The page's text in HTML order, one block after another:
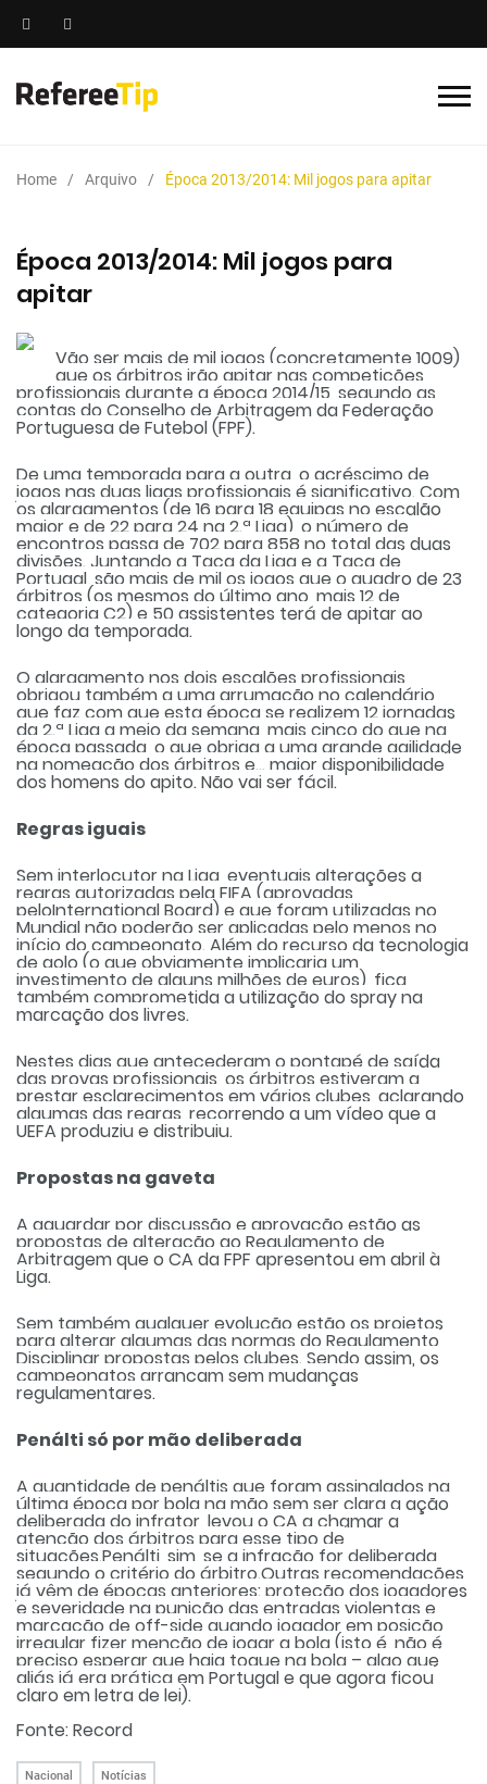
Home Arquivo Época 2013/2014: Mil jogos para apitar
Época 2013/2014: Mil jogos para
apitar
Vão ser mais de mil jogos (concretamente 1009)
que os árbitros irão apitar nas competições
profissionais durante a época 2014/15, segundo as
contas do Conselho de Arbitragem da Federação
Portuguesa de Futebol (FPF).
De uma temporada para a outra, o acréscimo de
jogos nas duas ligas profissionais é significativo. Com
os alargamentos (de 16 para 18 equipas no escalão
maior e de 22 para 24 na 2.ª Liga), o número de
encontros passa de 702 para 858 no total das duas
divisões. Juntando a Taça da Liga e a Taça de
Portugal, são mais de mil os jogos que o quadro de 23
árbitros (os mesmos do último ano, mais 12 de
categoria C2) e 50 assistentes terá de apitar ao
longo da temporada.
O alargamento nos dois escalões profissionais
obrigou também a uma arrumação no calendário
que faz com que esta época se realizem 12 jornadas
da 2.ª Liga a meio da semana, mais cinco do que na
época passada, o que obriga a uma grande agilidade
na nomeação dos árbitros e... maior disponibilidade
dos homens do apito. Não vai ser fácil.
Regras iguais
Sem interlocutor na Liga, eventuais alterações a
regras autorizadas pela FIFA (aprovadas
peloInternational Board) e que foram utilizadas no
Mundial não poderão ser aplicadas pelo menos no
início do campeonato. Além do recurso da tecnologia
de golo (o que obviamente implicaria um
investimento de alguns milhões de euros), fica
também comprometida a utilização do spray na
marcação dos livres.
Nestes dias que antecederam o pontapé de saída
das provas profissionais, os árbitros estiveram a
prestar esclarecimentos em vários clubes, aclarando
algumas das regras, recorrendo a um vídeo que a
UEFA produziu e distribuiu.
Propostas na gaveta
A aguardar por discussão e aprovação estão as
propostas de alteração ao Regulamento de
Arbitragem que o CA da FPF apresentou em abril à
Liga.
Sem também qualquer evolução estão os projetos
para alterar algumas das normas do Regulamento
Disciplinar propostas pelos clubes. Sendo assim, os
campeonatos arrancam sem mudanças
regulamentares.
Penálti só por mão deliberada
A quantidade de penáltis que foram assinalados na
última época por bola na mão sem ser clara a ação
deliberada do infrator, levou o CA a chamar a
atenção dos árbitros para esse tipo de
situações.Penálti, sim, se a infração for deliberada
segundo o critério do árbitro.Outras recomendações
já vêm de épocas anteriores: proteção dos jogadores
e severidade na punição das entradas violentas e
marcação de off-side quando jogador em posição
irregular fizer menção de jogar a bola (isto é, não é
preciso esperar que haja toque na bola – algo que
aliás já era prática em Portugal e que agora ficou
claro em letra de lei).
Fonte: Record
Nacional Notícias